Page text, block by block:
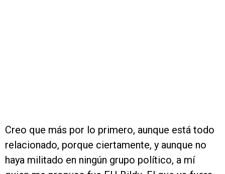
Creo que más por lo primero, aunque está todo
relacionado, porque ciertamente, y aunque no
haya militado en ningún grupo político, a mí